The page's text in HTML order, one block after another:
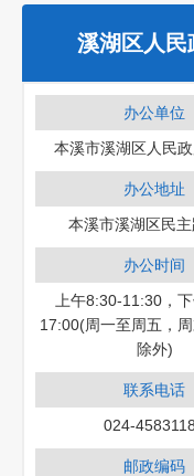
溪湖区人民
办公单位
本溪市溪湖区人民
办公地址
本溪市溪湖区民
办公时间
上午8:30-11:30，
17:00(周一至周五，
除外)
联系电话
024-
邮政编码